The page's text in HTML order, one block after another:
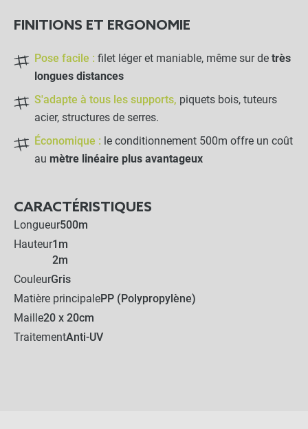
LES PRODUITS ALTERNATIFS
FINITIONS ET ERGONOMIE
Pose facile : filet léger et maniable, même sur de très
longues distances
S'adapte à tous les supports, piquets bois, tuteurs
acier, structures de serres.
Économique : le conditionnement 500m offre un coût
au mètre linéaire plus avantageux
CARACTÉRISTIQUES
Longueur500m
Hauteur1m
2m
CouleurGris
Matière principalePP (Polypropylène)
Maille20 x 20cm
TraitementAnti-UV